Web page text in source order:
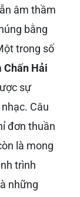
âm thầm
bằng
trong số
Chấn Hải
sự
Câu
đơn thuần
là mong
trình
những